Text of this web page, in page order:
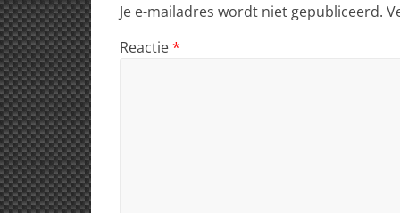
Je e-mailadres wordt niet gepubliceerd.
Reactie*